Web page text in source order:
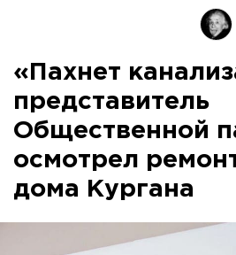
«Пахнет
представитель
Общественной
осмотрел
дома Кургана